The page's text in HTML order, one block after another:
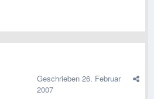
Geschrieben 26. Februar
2007